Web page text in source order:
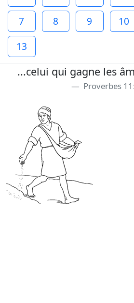
7
8 9 10
13
...celui qui gagne les
Proverbes